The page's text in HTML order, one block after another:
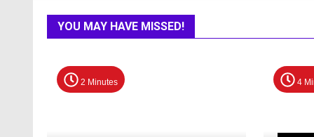
YOU MAY HAVE MISSED!
2 Minutes 4